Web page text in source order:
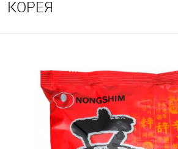
КОРЕЯ